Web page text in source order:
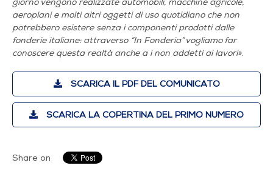
aeroplani e molti altri oggetti di uso quotidiano che non
potrebbero esistere senza i componenti prodotti dalle
fonderie italiane: attraverso “In Fonderia” vogliamo far
conoscere questa realtà anche a i non addetti ai lavori».
SCARICA IL PDF DEL COMUNICATO
SCARICA LA COPERTINA DEL PRIMO NUMERO
Share on